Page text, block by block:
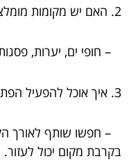
2. האם יש מקומות מומלצים?
– חופי ים, יערות,
3. איך אוכל להפעיל הפתעה?
– חפשו שותף לאורך
בקרבת מקום יכול לעזור.